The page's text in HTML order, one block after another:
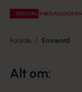
Forside Emneord
Alt om: